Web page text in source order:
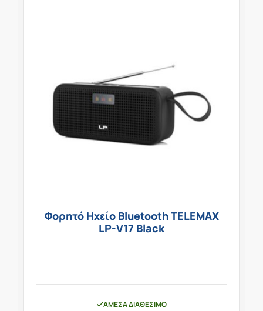
Φορητό Ηχείο Bluetooth TELEMAX
LP-V17 Black
ΆΜΕΣΑ ΔΙΑΘΈΣΙΜΟ